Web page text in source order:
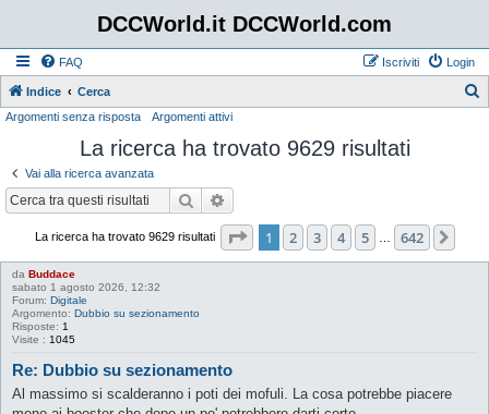
DCCWorld.it DCCWorld.com
FAQ Login
Iscriviti
Indice Cerca
Argomenti senza risposta Argomenti attivi
La ricerca ha trovato 9629 risultati
Vai alla ricerca avanzata
Cerca
La ricerca ha trovato 9629 risultati Pagina di 642
1 2 3 4 5 642
da Buddace
sabato 1 agosto 2026, 12:32
Forum: Digitale
Argomento: Dubbio su sezionamento
Risposte: 1
Visite : 1045
Re: Dubbio su sezionamento
Al massimo si scalderanno i poti dei mofuli. La cosa potrebbe piacere